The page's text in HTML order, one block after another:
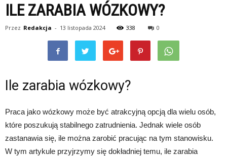
ILE ZARABIA WÓZKOWY?
Przez Redakcja - 13 listopada 2024 338 0
Ile zarabia wózkowy?
Praca jako wózkowy może być atrakcyjną opcją dla wielu osób,
które poszukują stabilnego zatrudnienia. Jednak wiele osób
zastanawia się, ile można zarobić pracując na tym stanowisku.
W tym artykule przyjrzymy się dokładniej temu, ile zarabia